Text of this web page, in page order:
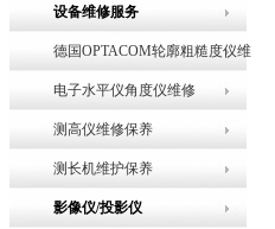
设备维修服务
德国OPTACOM轮廓粗糙度仪维
修
电子水平仪角度仪维修
测高仪维修保养
测长机维护保养
影像仪/投影仪